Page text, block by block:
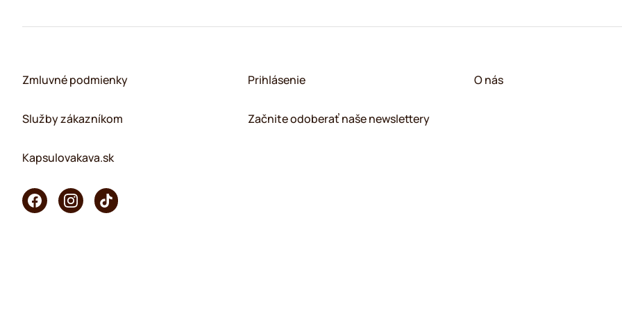
Zmluvné podmienky
Služby zákazníkom
Kapsulovakava.sk
Prihlásenie
Začnite odoberať naše newslettery
O nás